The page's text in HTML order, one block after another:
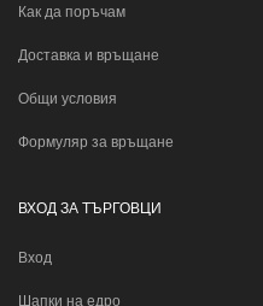
Как да поръчам
Доставка и връщане
Общи условия
Формуляр за връщане
ВХОД ЗА ТЪРГОВЦИ
Вход
Шапки на едро